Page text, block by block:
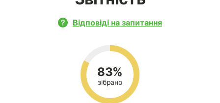
Відповіді на запитання
83%
зібрано